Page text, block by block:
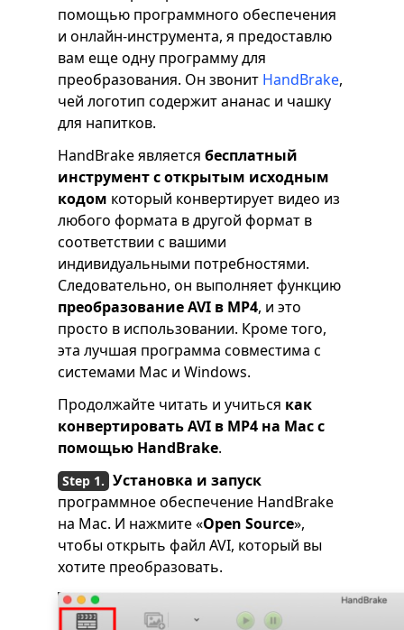
помощью программного обеспечения
и онлайн-инструмента, я предоставлю
вам еще одну программу для
преобразования. Он звонит HandBrake,
чей логотип содержит ананас и чашку
для напитков.
HandBrake является бесплатный
инструмент с открытым исходным
кодом который конвертирует видео из
любого формата в другой формат в
соответствии с вашими
индивидуальными потребностями.
Следовательно, он выполняет функцию
преобразование AVI в MP4, и это
просто в использовании. Кроме того,
эта лучшая программа совместима с
системами Mac и Windows.
Продолжайте читать и учиться как
конвертировать AVI в MP4 на Mac с
помощью HandBrake.
Установка и запуск
программное обеспечение HandBrake
на Mac. И нажмите «Open Source»,
чтобы открыть файл AVI, который вы
хотите преобразовать.